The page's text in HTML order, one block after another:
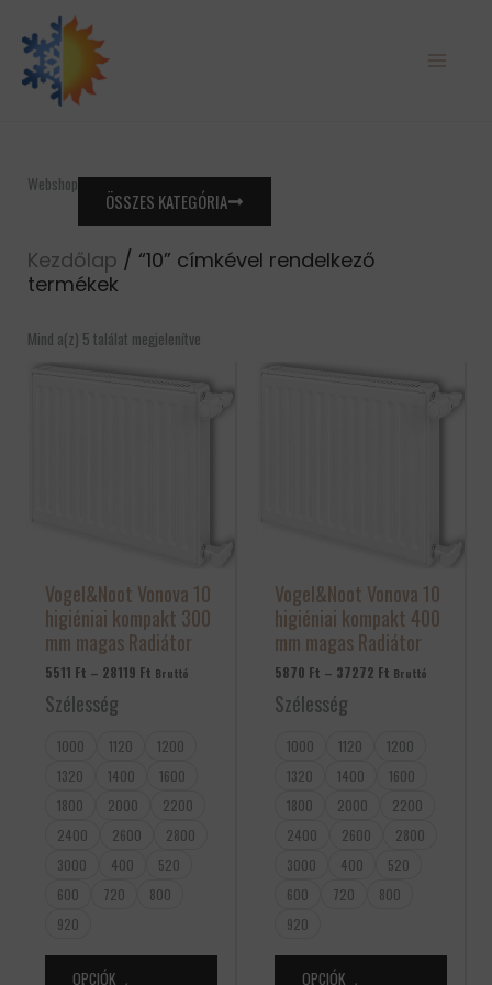
content
Webshop
ÖSSZES KATEGÓRIA
Kezdőlap / “10” címkével rendelkező
termékek
Mind a(z) 5 találat megjelenítve
Vogel&Noot Vonova 10
higiéniai kompakt 300
mm magas Radiátor
5511 Ft – 28119 Ft
5511 Ft
Bruttó
Szélesség
1000 1120
1200
1320
1400
1600
1800
2000
2200
2400
2600
2800
3000
400
520
600
720
800
920
OPCIÓK
termékoldalon
választhatók
ki
Vogel&Noot Vonova 10
higiéniai kompakt 400
mm magas Radiátor
5870 Ft – 37272 Ft
5870 Ft
37272 Ft
Bruttó
Szélesség
1000 1120
1200
1320
1400
1600
1800
2000
2200
2400
2600
2800
3000
400
520
600
720
800
920
OPCIÓK
termékoldalon
választhatók
ki